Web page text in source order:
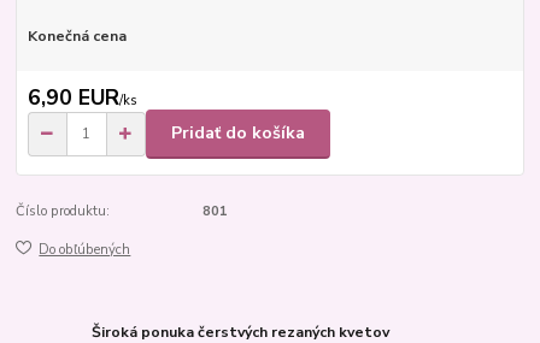
Konečná cena
6,90 EUR/ks
Pridať do košíka
Číslo produktu: 801
Do obľúbených
Široká ponuka čerstvých rezaných kvetov